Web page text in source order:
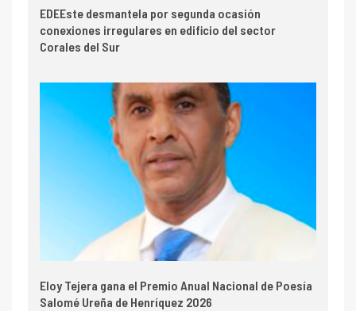
EDEEste desmantela por segunda ocasión
conexiones irregulares en edificio del sector
Corales del Sur
Eloy Tejera gana el Premio Anual Nacional de Poesía
Salomé Ureña de Henríquez 2026